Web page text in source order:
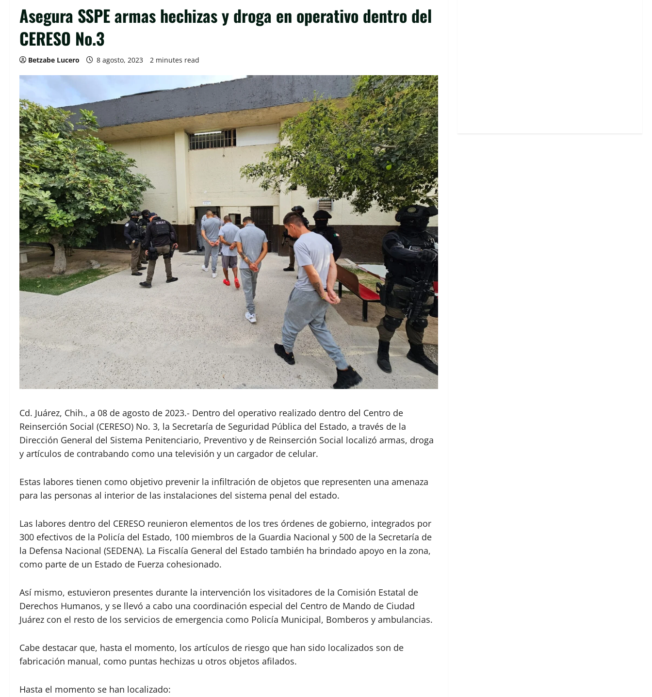
Asegura SSPE armas hechizas y droga en operativo dentro del
CERESO No.3
Betzabe Lucero 8 agosto, 2023 2 minutes read
Cd. Juárez, Chih., a 08 de agosto de 2023.- Dentro del operativo realizado dentro del Centro de
Reinserción Social (CERESO) No. 3, la Secretaría de Seguridad Pública del Estado, a través de la
Dirección General del Sistema Penitenciario, Preventivo y de Reinserción Social localizó armas, droga
y artículos de contrabando como una televisión y un cargador de celular.
Estas labores tienen como objetivo prevenir la infiltración de objetos que representen una amenaza
para las personas al interior de las instalaciones del sistema penal del estado.
Las labores dentro del CERESO reunieron elementos de los tres órdenes de gobierno, integrados por
300 efectivos de la Policía del Estado, 100 miembros de la Guardia Nacional y 500 de la Secretaría de
la Defensa Nacional (SEDENA). La Fiscalía General del Estado también ha brindado apoyo en la zona,
como parte de un Estado de Fuerza cohesionado.
Así mismo, estuvieron presentes durante la intervención los visitadores de la Comisión Estatal de
Derechos Humanos, y se llevó a cabo una coordinación especial del Centro de Mando de Ciudad
Juárez con el resto de los servicios de emergencia como Policía Municipal, Bomberos y ambulancias.
Cabe destacar que, hasta el momento, los artículos de riesgo que han sido localizados son de
fabricación manual, como puntas hechizas u otros objetos afilados.
Hasta el momento se han localizado: